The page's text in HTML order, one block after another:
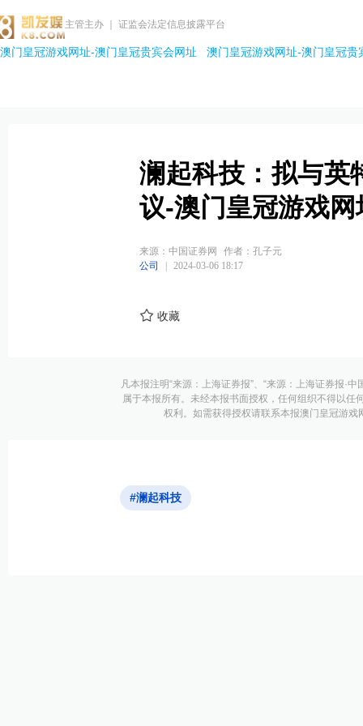
主管主办 ｜ 证监会法定信息披露平台
澳门皇冠游戏网址-澳门皇冠贵宾会网址 澳门皇冠游戏网址-澳门皇冠贵
澜起科技：拟与英
议-澳门皇冠游戏网
来源：中国证券网
作者：孔子元
公司
2024-03-06 18:17
收藏
凡本报注明“来源：上海证券报”、“来源：上海证券报·
属于本报所有。未经本报书面授权，任何组织不得以
权利。如需获得授权请联系本报澳门皇冠游
#澜起科技